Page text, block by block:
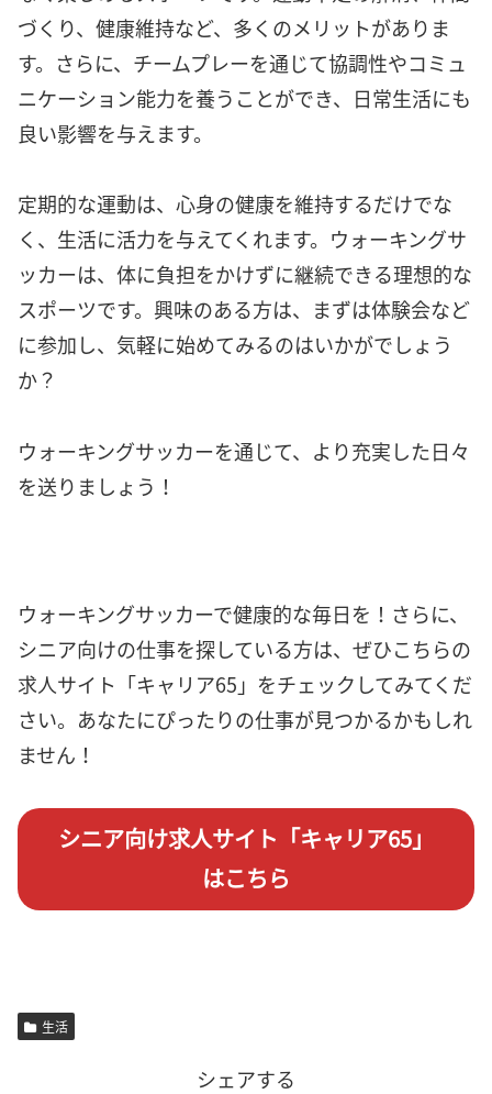
づくり、健康維持など、多くのメリットがありま
す。さらに、チームプレーを通じて協調性やコミュ
ニケーション能力を養うことができ、日常生活にも
良い影響を与えます。
定期的な運動は、心身の健康を維持するだけでな
く、生活に活力を与えてくれます。ウォーキングサ
ッカーは、体に負担をかけずに継続できる理想的な
スポーツです。興味のある方は、まずは体験会など
に参加し、気軽に始めてみるのはいかがでしょう
か？
ウォーキングサッカーを通じて、より充実した日々
を送りましょう！
ウォーキングサッカーで健康的な毎日を！さらに、
シニア向けの仕事を探している方は、ぜひこちらの
求人サイト「キャリア65」をチェックしてみてくだ
さい。あなたにぴったりの仕事が見つかるかもしれ
ません！
シニア向け求人サイト「キャリア65」
はこちら
生活
シェアする